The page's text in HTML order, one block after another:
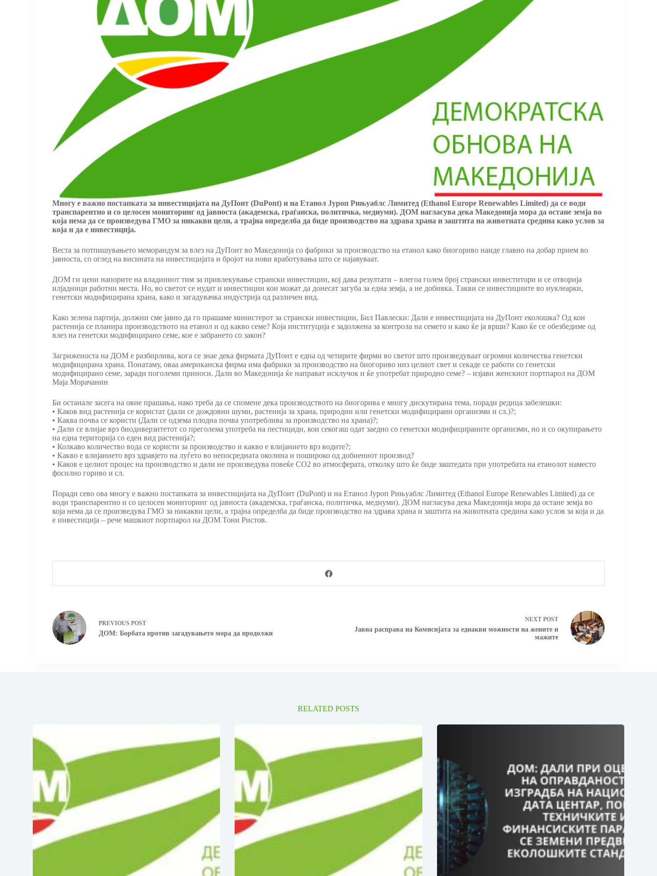
Mногу е важно постапката за инвестицијата на ДуПонт (DuPont) и на Етанол Јуроп Рињуаблс Лимитед (Еthanol Europe Renewables Limited) да се води
транспарентно и со целосен мониторинг од јавноста (академска, граѓанска, политичка, медиуми). ДОМ нагласува дека Македонија мора да остане земја во
која нема да се произведува ГМО за никакви цели, а трајна определба да биде производство на здрава храна и заштита на животната средина како услов за
која и да е инвестиција.
Веста за потпишувањето меморандум за влез на ДуПонт во Македонија со фабрики за производство на етанол како биогориво наиде главно на добар прием во
јавноста, со оглед на висината на инвестицијата и бројот на нови вработувања што се најавуваат.
ДОМ ги цени напорите на владиниот тим за привлекување странски инвестиции, кој дава резултати – влегоа голем број странски инвеститори и се отворија
илјадници работни места. Но, во светот се нудат и инвестиции кои можат да донесат загуба за една земја, а не добивка. Такви се инвестициите во нуклеарки,
генетски модифицирана храна, како и загадувачка индустрија од различен вид.
Како зелена партија, должни сме јавно да го прашаме министерот за странски инвестиции, Бил Павлески: Дали е инвестицијата на ДуПонт еколошка? Од кои
растенија се планира производството на етанол и од какво семе? Која институција е задолжена за контрола на семето и како ќе ја врши? Како ќе се обезбедиме од
влез на генетски модифицирано семе, кое е забрането со закон?
Загриженоста на ДОМ е разбирлива, кога се знае дека фирмата ДуПонт е една од четирите фирми во светот што произведуваат огромни количества генетски
модифицирана храна. Понатаму, оваа американска фирма има фабрики за производство на биогориво низ целиот свет и секаде се работи со генетски
модифицирано семе, заради поголеми приноси. Дали во Македонија ќе направат исклучок и ќе употребат природно семе? – изјави женскиот портпарол на ДОМ
Маја Морачанин
Би останале засега на овие прашања, иако треба да се спомене дека производството на биогорива е многу дискутирана тема, поради редица забелешки:
• Каков вид растенија се користат (дали се дождовни шуми, растенија за храна, природни или генетски модифицирани организми и сл.)?;
• Каква почва се користи (Дали се одзема плодна почва употреблива за производство на храна)?;
• Дали се влијае врз биодиверзитетот со преголема употреба на пестициди, кои секогаш одат заедно со генетски модифицираните организми, но и со окупирањето
на една територија со еден вид растенија?;
• Колкаво количество вода се користи за производство и какво е влијанието врз водите?;
• Какво е влијанието врз здравјето на луѓето во непосредната околина и пошироко од добиениот производ?
• Каков е целиот процес на производство и дали не произведува повеќе CO2 во атмосферата, отколку што ќе биде заштедата при употребата на етанолот наместо
фосилно гориво и сл.
Поради сево ова многу е важно постапката за инвестицијата на ДуПонт (DuPont) и на Етанол Јуроп Рињуаблс Лимитед (Еthanol Europe Renewables Limited) да се
води транспарентно и со целосен мониторинг од јавноста (академска, граѓанска, политичка, медиуми). ДОМ нагласува дека Македонија мора да остане земја во
која нема да се произведува ГМО за никакви цели, а трајна определба да биде производство на здрава храна и заштита на животната средина како услов за која и да
е инвестиција – рече машкиот портпарол на ДОМ Тони Ристов.
PREVIOUSPOST
ДОМ: Борбата против загадувањето мора да продолжи
NEXT POST
Jавна расправа на Комисијата за еднакви можности на жените и
мажите
RELATED POSTS